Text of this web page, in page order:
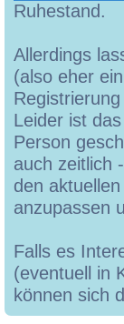
Ruhestand.
Allerdings
(also eher
Leider ist
Person
auch zeitlich
den
anzupassen
Falls es
(eventuell in
können sich